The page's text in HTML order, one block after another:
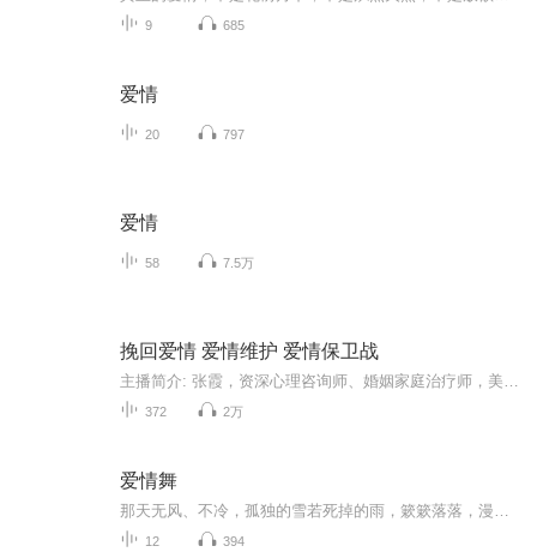
9 685
爱情
20 797
爱情
58 7.5万
挽回爱情 爱情维护 爱情保卫战
372 2万
爱情舞
12 394